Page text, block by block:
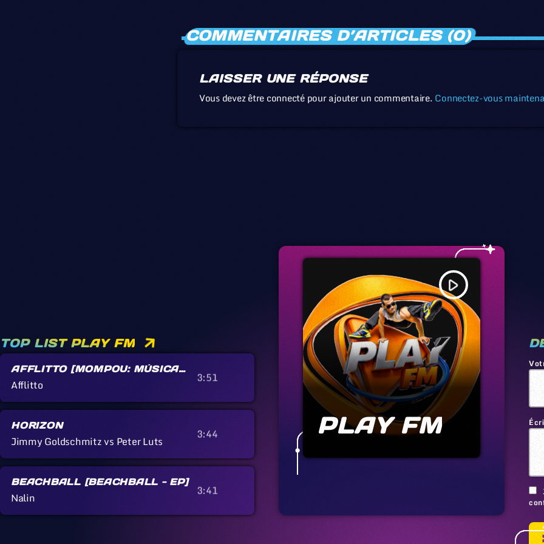
COMMENTAIRES D’ARTICLES (0)
LAISSER UNE RÉPONSE
Vous devez être connecté pour ajouter un commentaire. Connectez-vous
TOP LIST PLAY FM
AFFLITTO [MOMPOU: MÚSICA
CALLADA]
Afflitto 3:51
HORIZON
Jimmy Goldschmitz vs Peter Luts 3:44
BEACHBALL [BEACHBALL - EP]
Nalin 3:41
play_arrow
PLAY FM